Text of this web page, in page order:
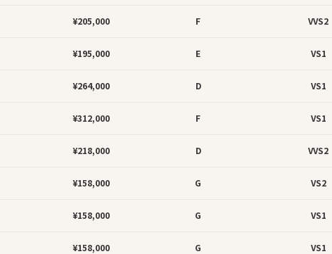
¥205,000 F VVS2
¥195,000 E VS1
¥264,000 D VS1
¥312,000 F VS1
¥218,000 D VVS2
¥158,000 G VS2
¥158,000 G VS1
¥158,000 G VS1